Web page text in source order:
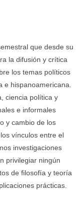
que desde su
la difusión y crítica
los temas políticos
e hispanoamericana.
ciencia política y
e informales
y cambio de los
vínculos entre el
investigaciones
privilegiar ningún
de filosofía y teoría
prácticas.